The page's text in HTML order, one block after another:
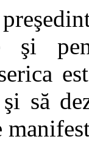
şi
să